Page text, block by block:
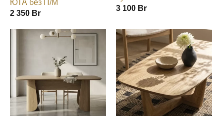
ЮТА без П/М
2 350 Br
3 100 Br